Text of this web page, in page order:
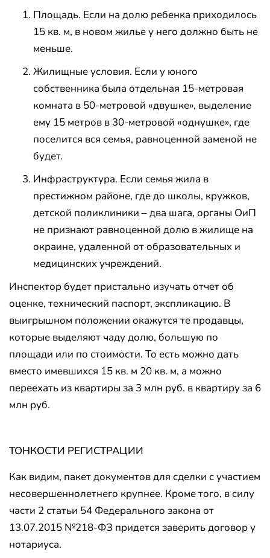
Площадь. Если на долю ребенка приходилось
15 кв. м, в новом жилье у него должно быть не
меньше.
Жилищные условия. Если у юного
собственника была отдельная 15-метровая
комната в 50-метровой «двушке», выделение
ему 15 метров в 30-метровой «однушке», где
поселится вся семья, равноценной заменой не
будет.
Инфраструктура. Если семья жила в
престижном районе, где до школы, кружков,
детской поликлиники – два шага, органы ОиП
не признают равноценной долю в жилище на
окраине, удаленной от образовательных и
медицинских учреждений.
Инспектор будет пристально изучать отчет об
оценке, технический паспорт, экспликацию. В
выигрышном положении окажутся те продавцы,
которые выделяют чаду долю, большую по
площади или по стоимости. То есть можно дать
вместо имевшихся 15 кв. м 20 кв. м, а можно
переехать из квартиры за 3 млн руб. в квартиру за 6
млн руб.
ТОНКОСТИ РЕГИСТРАЦИИ
Как видим, пакет документов для сделки с участием
несовершеннолетнего крупнее. Кроме того, в силу
части 2 статьи 54 Федерального закона от
13.07.2015 №218-ФЗ придется заверить договор у
нотариуса.